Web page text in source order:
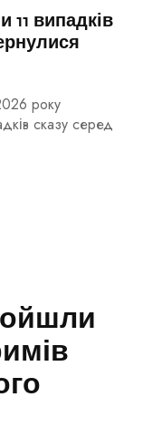
випадків
року
сказу серед